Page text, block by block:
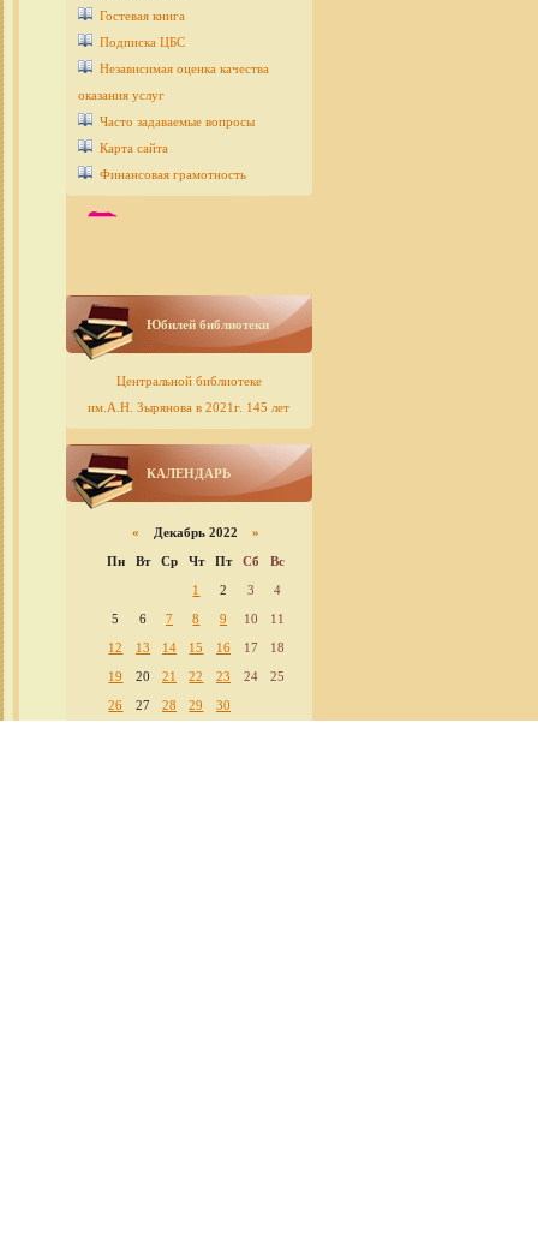
Гостевая книга
Подписка ЦБС
Независимая оценка качества
оказания услуг
Часто задаваемые вопросы
Карта сайта
Финансовая грамотность
Юбилей библиотеки
Центральной библиотеке
им.А.Н. Зырянова в 2021г. 145 лет
КАЛЕНДАРЬ
« Декабрь 2022 »
Пн
Вт Ср Чт Пт Сб
Вс
1
2 3
4
5
6 7 8 9 10
11
12
13 14 15 16 17
18
19
20 21 22 23 24
25
26
27 28 29 30